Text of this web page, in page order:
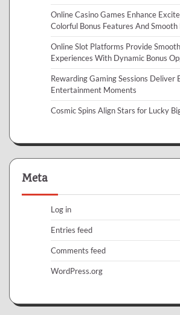
Online Casino Games Enhance
Colorful Bonus Features And
Online Slot Platforms Provide
Experiences With Dynamic Bonus
Rewarding Gaming Sessions Deliver
Entertainment Moments
Cosmic Spins Align Stars for Lucky
Meta
Log in
Entries feed
Comments feed
WordPress.org